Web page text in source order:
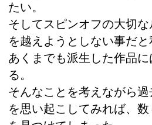
たい。
そしてスピンオフの大切
を越えようとしない事だと
あくまでも派生した作品
る。
そんなことを考えながら
を思い起こしてみれば、数